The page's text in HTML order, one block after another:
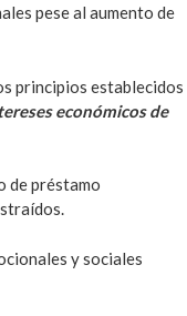
pese al aumento de
principios establecidos
económicos de
de préstamo
y sociales